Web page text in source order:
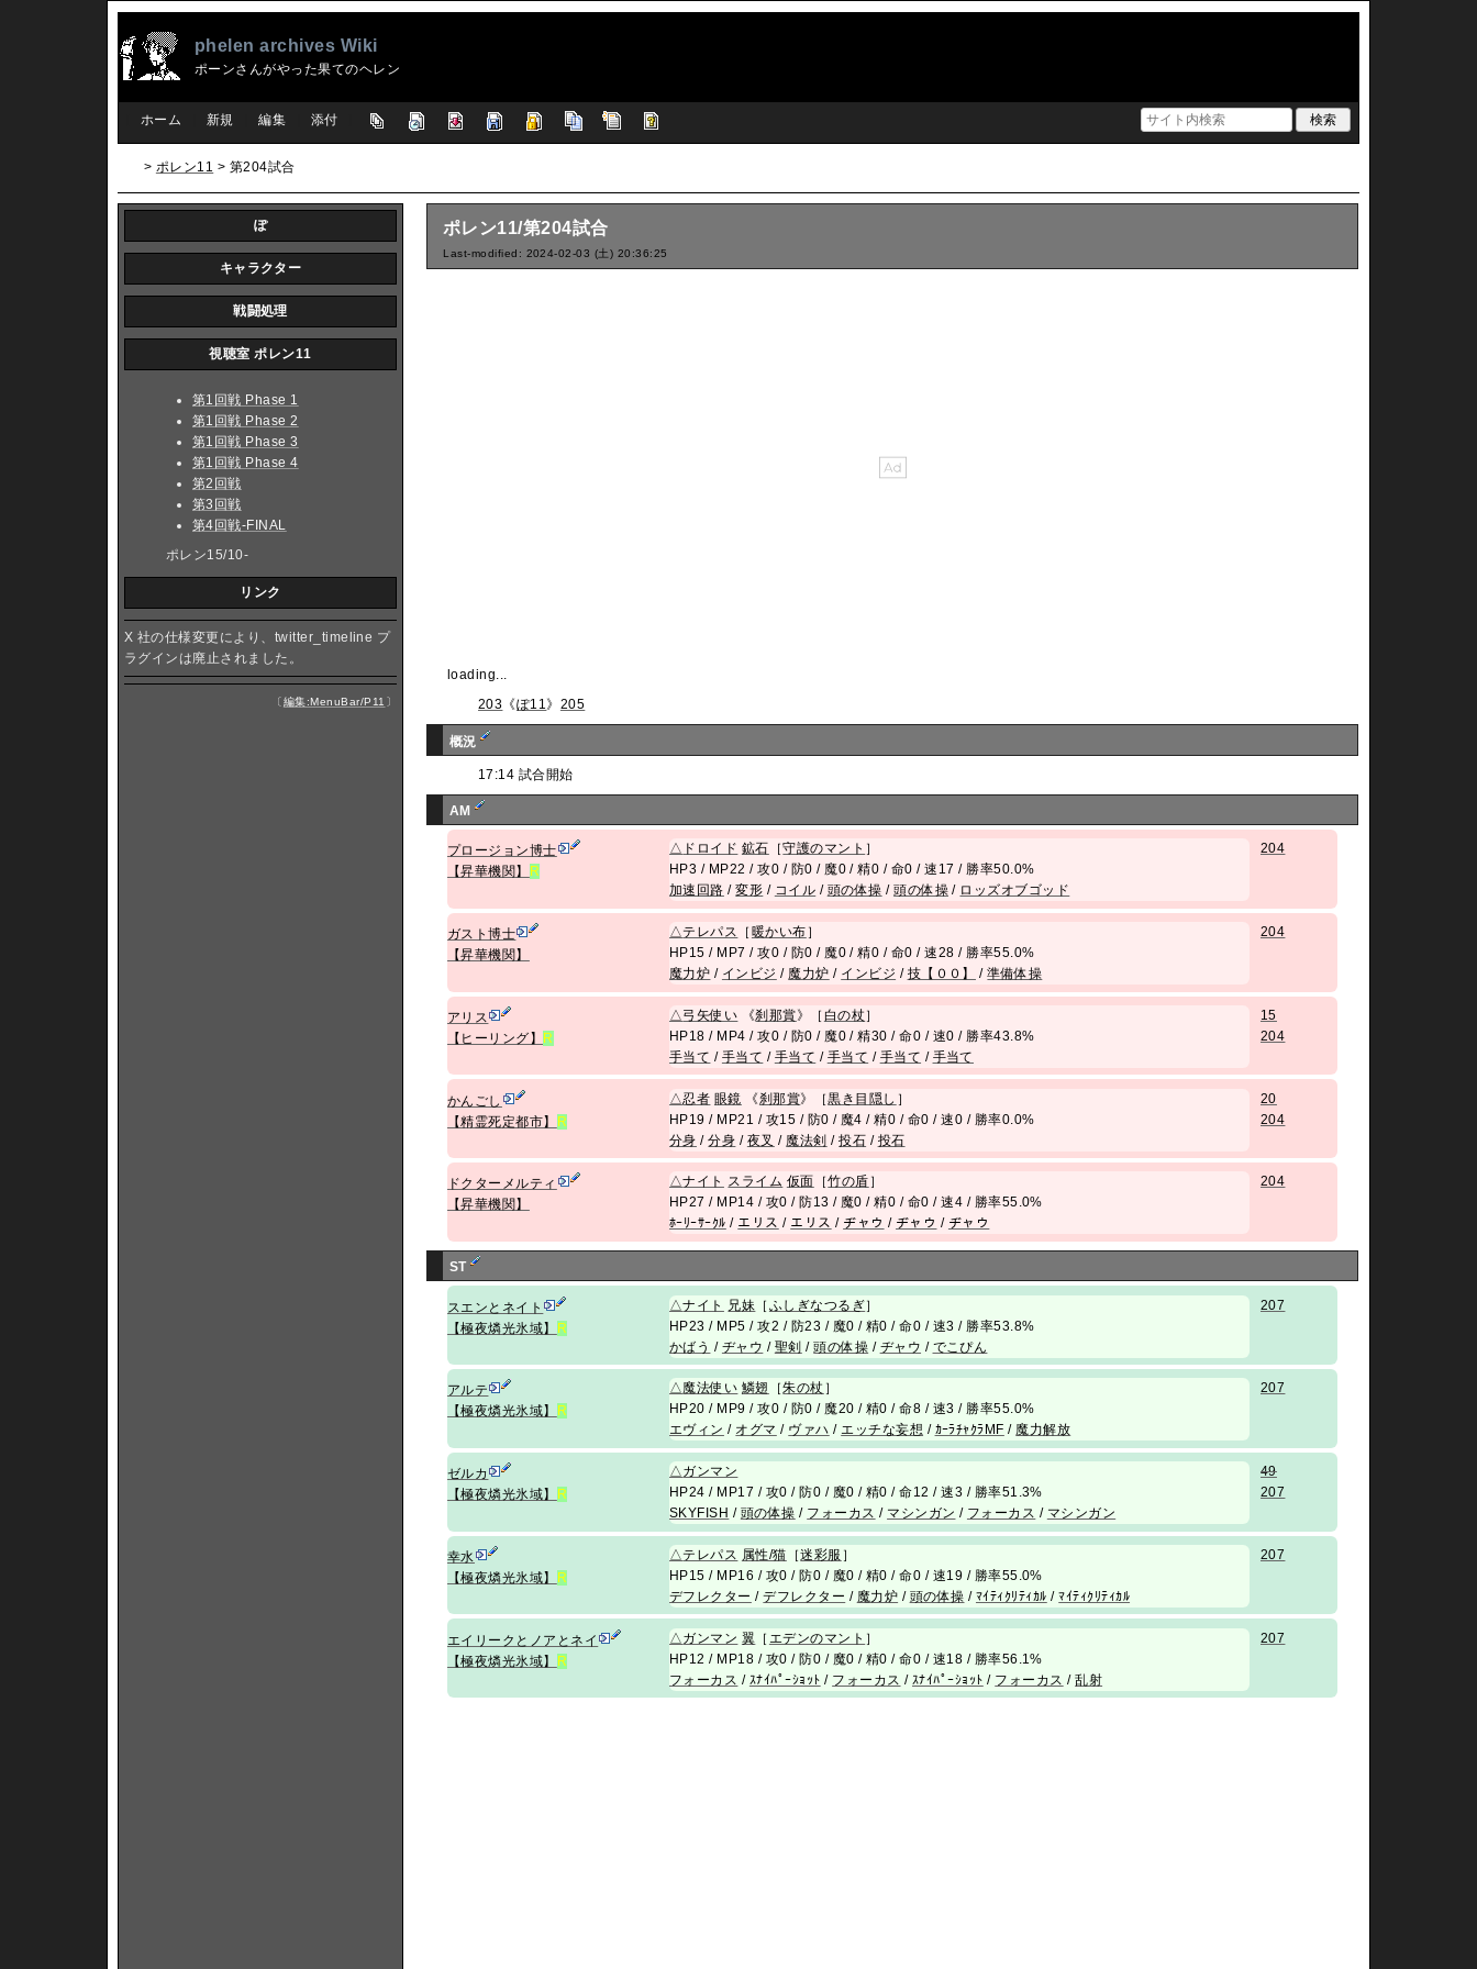
phelen archives Wiki
ポーンさんがやった果てのヘレン
ホーム 新規 編集 添付
> ポレン11 > 第204試合
ポレン11/第204試合
Last-modified: 2024-02-03 (土) 20:36:25
loading...
203 《ぽ11》 205
概況
17:14 試合開始
AM
プロージョン博士
【昇華機関】
R
△ ドロイド 鉱石 ［守護のマント ］
HP3 / MP22 / 攻0 / 防0 / 魔0 / 精0 / 命0 / 速17 / 勝率50.0%
加速回路 /変形 / コイル / 頭の体操 /頭の体操 / ロッズオブゴッド
204
ガスト博士
【昇華機関】
△テレパス ［ 暖かい布 ］
HP15 / MP7 / 攻0 / 防0 / 魔0 / 精0 / 命0 / 速28 / 勝率55.0%
魔力炉 / インビジ / 魔力炉 / インビジ / 技【００】 /準備体操
204
アリス
【ヒーリング】 R
△弓矢使い 《刹那賞》［ 白の杖］
HP18 / MP4 / 攻0 / 防0 / 魔0 / 精30 / 命0 / 速0 / 勝率43.8%
手当て / 手当て / 手当て / 手当て / 手当て / 手当て
15
204
かんごし
【精霊死定都市】 R
△忍者 眼鏡 《刹那賞》［黒き目隠し ］
HP19 / MP21 / 攻15 / 防0 / 魔4 / 精0 / 命0 / 速0 / 勝率0.0%
分身 /分身 / 夜叉 / 魔法剣 /投石 / 投石
20
204
ドクターメルティ
【昇華機関】
△ナイト スライム 仮面 ［竹の盾 ］
HP27 / MP14 / 攻0 / 防13 / 魔0 / 精0 / 命0 / 速4 / 勝率55.0%
ﾎｰﾘｰｻｰｸﾙ / エリス / エリス / ヂャウ / ヂャウ / ヂャウ
204
ST
スエンとネイト
【極夜燐光氷域】 R
△ナイト 兄妹 ［ ふしぎなつるぎ］
HP23 / MP5 / 攻2 / 防23 / 魔0 / 精0 / 命0 / 速3 / 勝率53.8%
かばう / ヂャウ / 聖剣 /頭の体操 / ヂャウ / でこぴん
207
アルテ
【極夜燐光氷域】
R
△魔法使い 鱗翅 ［朱の杖 ］
HP20 / MP9 / 攻0 / 防0 / 魔20 / 精0 / 命8 / 速3 / 勝率55.0%
エヴィン / オグマ / ヴァハ /エッチな妄想 / ｶｰﾗﾁｬｸﾗMF / 魔力解放
207
ゼルカ
【極夜燐光氷域】
R
△ガンマン
HP24 / MP17 / 攻0 / 防0 / 魔0 / 精0 / 命12 / 速3 / 勝率51.3%
SKYFISH / 頭の体操 / フォーカス / マシンガン / フォーカス / マシンガン
49
207
幸水
【極夜燐光氷域】
R
△テレパス 属性/猫 ［迷彩服 ］
HP15 / MP16 / 攻0 / 防0 / 魔0 / 精0 / 命0 / 速19 / 勝率55.0%
デフレクター /デフレクター / 魔力炉 / 頭の体操 / ﾏｲﾃｨｸﾘﾃｨｶﾙ /ﾏｲﾃｨｸﾘﾃｨｶﾙ
207
エイリークとノアとネイ
【極夜燐光氷域】 R
△ ガンマン 翼 ［ エデンのマント ］
HP12 / MP18 / 攻0 / 防0 / 魔0 / 精0 / 命0 / 速18 / 勝率56.1%
フォーカス / ｽﾅｲﾊﾟｰｼｮｯﾄ / フォーカス / ｽﾅｲﾊﾟｰｼｮｯﾄ / フォーカス /乱射
207
ぽ
キャラクター
戦闘処理
視聴室 ポレン11
第1回戦 Phase 1
第1回戦 Phase 2
第1回戦 Phase 3
第1回戦 Phase 4
第2回戦
第3回戦
第4回戦-FINAL
ポレン15/10-
リンク
X 社の仕様変更により、twitter_timeline プ
ラグインは廃止されました。
〔編集:MenuBar/P11 〕